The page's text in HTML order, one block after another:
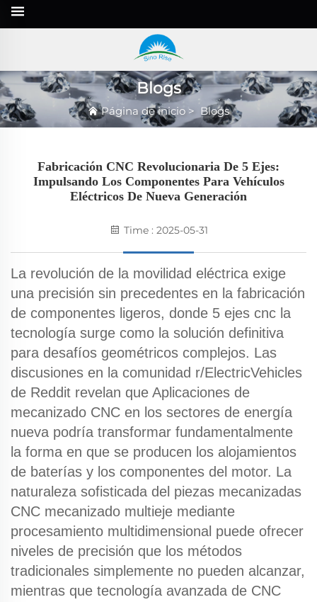
Blogs
Página de inicio > Blogs
Fabricación CNC Revolucionaria De 5 Ejes:
Impulsando Los Componentes Para Vehículos
Eléctricos De Nueva Generación
Time : 2025-05-31
La revolución de la movilidad eléctrica exige
una precisión sin precedentes en la fabricación
de componentes ligeros, donde 5 ejes cnc la
tecnología surge como la solución definitiva
para desafíos geométricos complejos. Las
discusiones en la comunidad r/ElectricVehicles
de Reddit revelan que Aplicaciones de
mecanizado CNC en los sectores de energía
nueva podría transformar fundamentalmente
la forma en que se producen los alojamientos
de baterías y los componentes del motor. La
naturaleza sofisticada del piezas mecanizadas
CNC mecanizado multieje mediante
procesamiento multidimensional puede ofrecer
niveles de precisión que los métodos
tradicionales simplemente no pueden alcanzar,
mientras que tecnología avanzada de CNC